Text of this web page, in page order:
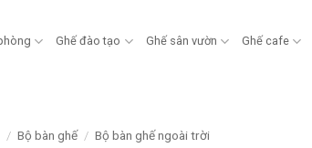
Ghế đào tạo Ghế sân vườn Ghế cafe
/ Bộ bàn ghế / Bộ bàn ghế ngoài trời